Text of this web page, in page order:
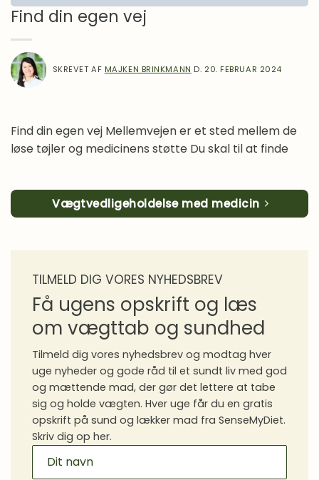
Lægens hjørne
Motivation
Om Mad
Inspiration
Proteiner i praksis
Sense Stories
Spørgeforum
Vægttabsmedicin
Find din egen vej
SKREVET AF MAJKEN BRINKMANN D. 20. FEBRUAR 2024
Find din egen vej Mellemvejen er et sted mellem de
løse tøjler og medicinens støtte Du skal til at finde
Vægtvedligeholdelse med medicin
TILMELD DIG VORES NYHEDSBREV
Få ugens opskrift og læs
om vægttab og sundhed
Tilmeld dig vores nyhedsbrev og modtag hver
uge nyheder og gode råd til et sundt liv med god
og mættende mad, der gør det lettere at tabe
sig og holde vægten. Hver uge får du en gratis
opskrift på sund og lækker mad fra SenseMyDiet.
Skriv dig op her.
MAILCHIMP
SIGNUP